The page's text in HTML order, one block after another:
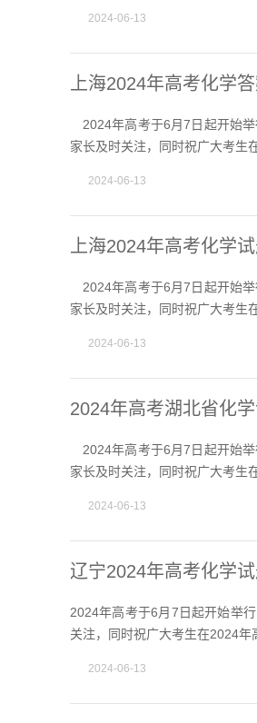
2024-06-13
上海2024年高考化学
2024年高考于6月7日起开始举
家长及时关注，同时祝广大考生
2024-06-13
上海2024年高考化学
2024年高考于6月7日起开始举
家长及时关注，同时祝广大考生
2024-06-13
2024年高考湖北省化
2024年高考于6月7日起开始举
家长及时关注，同时祝广大考生
2024-06-13
辽宁2024年高考化学
2024年高考于6月7日起开始举
关注，同时祝广大考生在2024
2024-06-13